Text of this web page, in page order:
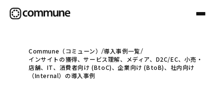
Communeについて
Commune（コミューン）
導入事例一覧
インサイトの獲得、サービス理解、メディア、D2C/EC、小売・
店舗、IT、消費者向け (BtoC)、企業向け (BtoB)、社内向け
（Internal）の導入事例